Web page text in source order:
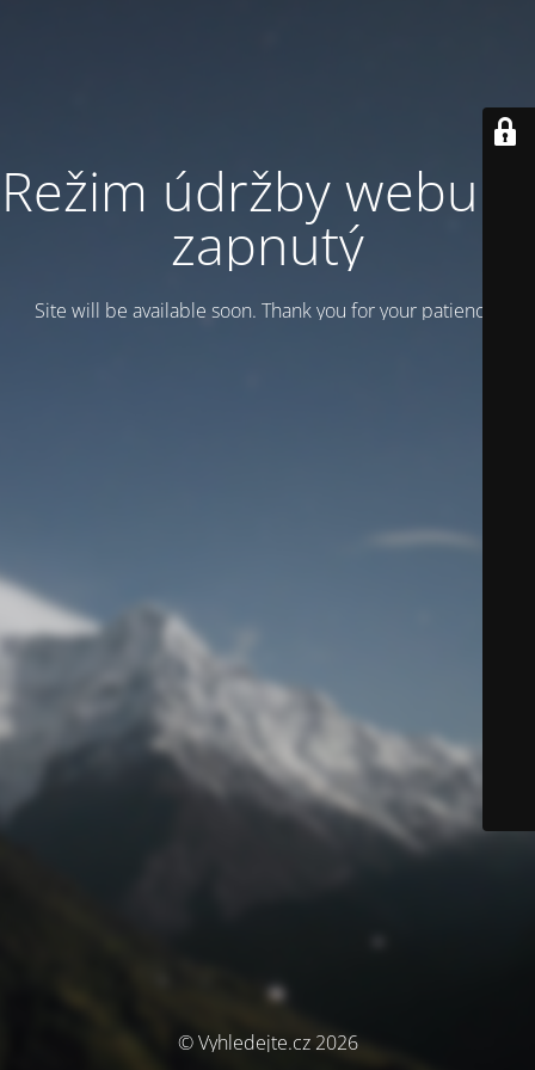
Režim údržby webu je
zapnutý
Site will be available soon. Thank you for your patience!
© Vyhledejte.cz 2026